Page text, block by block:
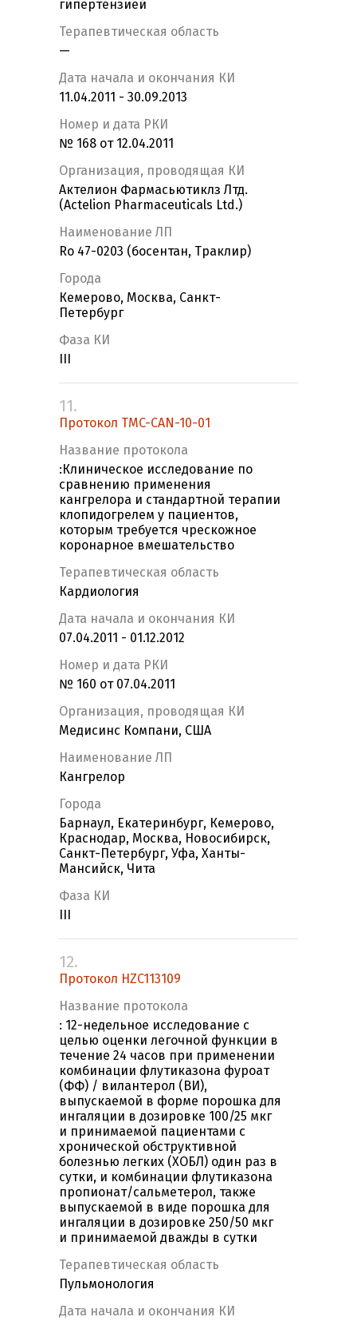
гипертензией
Терапевтическая область
—
Дата начала и окончания КИ
11.04.2011 - 30.09.2013
Номер и дата РКИ
№ 168 от 12.04.2011
Организация, проводящая КИ
Актелион Фармасьютиклз Лтд.
(Actelion Pharmaceuticals Ltd.)
Наименование ЛП
Ro 47-0203 (босентан, Траклир)
Города
Кемерово, Москва, Санкт-
Петербург
Фаза КИ
11.
Протокол TMC-CAN-10-01
Название протокола
:Клиническое исследование по
сравнению применения
кангрелора и стандартной терапии
клопидогрелем у пациентов,
которым требуется чрескожное
коронарное вмешательство
Терапевтическая область
Кардиология
Дата начала и окончания КИ
07.04.2011 - 01.12.2012
Номер и дата РКИ
№ 160 от 07.04.2011
Организация, проводящая КИ
Медисинс Компани, США
Наименование ЛП
Кангрелор
Города
Барнаул, Екатеринбург, Кемерово,
Краснодар, Москва, Новосибирск,
Санкт-Петербург, Уфа, Ханты-
Мансийск, Чита
Фаза КИ
12.
Протокол HZC113109
Название протокола
: 12-недельное исследование с
целью оценки легочной функции в
течение 24 часов при применении
комбинации флутиказона фуроат
(ФФ) / вилантерол (ВИ),
выпускаемой в форме порошка для
ингаляции в дозировке 100/25 мкг
и принимаемой пациентами с
хронической обструктивной
болезнью легких (ХОБЛ) один раз в
сутки, и комбинации флутиказона
пропионат/сальметерол, также
выпускаемой в виде порошка для
ингаляции в дозировке 250/50 мкг
и принимаемой дважды в сутки
Терапевтическая область
Пульмонология
Дата начала и окончания КИ